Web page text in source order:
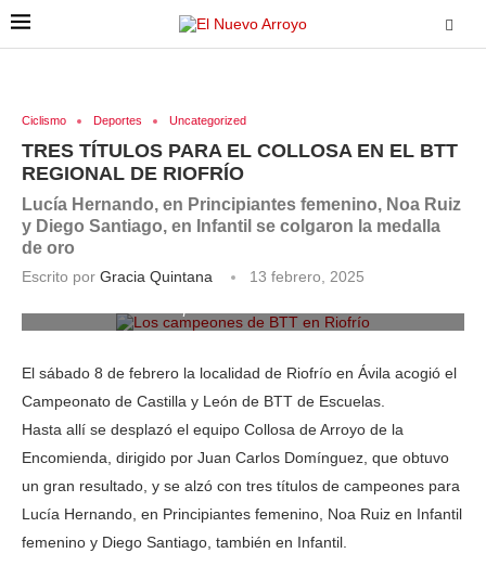
Ciclismo Deportes Uncategorized
TRES TÍTULOS PARA EL COLLOSA EN EL BTT
REGIONAL DE RIOFRÍO
Lucía Hernando, en Principiantes femenino, Noa Ruiz
y Diego Santiago, en Infantil se colgaron la medalla
de oro
Escrito por Gracia Quintana
13 febrero, 2025
El sábado 8 de febrero la localidad de Riofrío en Ávila acogió el
Campeonato de Castilla y León de BTT de Escuelas.
Hasta allí se desplazó el equipo Collosa de Arroyo de la
Encomienda, dirigido por Juan Carlos Domínguez, que obtuvo
un gran resultado, y se alzó con tres títulos de campeones para
Lucía Hernando, en Principiantes femenino, Noa Ruiz en Infantil
femenino y Diego Santiago, también en Infantil.